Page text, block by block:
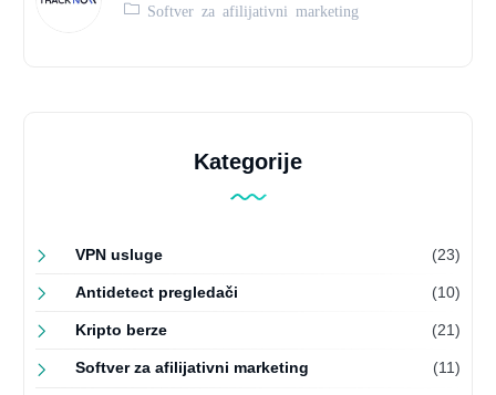
Softver za afilijativni marketing
Kategorije
VPN usluge (23)
Antidetect pregledači (10)
Kripto berze (21)
Softver za afilijativni marketing (11)